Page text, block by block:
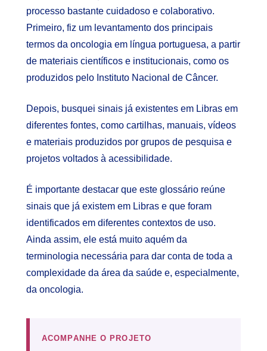
processo bastante cuidadoso e colaborativo.
Primeiro, fiz um levantamento dos principais
termos da oncologia em língua portuguesa, a partir
de materiais científicos e institucionais, como os
produzidos pelo Instituto Nacional de Câncer.
Depois, busquei sinais já existentes em Libras em
diferentes fontes, como cartilhas, manuais, vídeos
e materiais produzidos por grupos de pesquisa e
projetos voltados à acessibilidade.
É importante destacar que este glossário reúne
sinais que já existem em Libras e que foram
identificados em diferentes contextos de uso.
Ainda assim, ele está muito aquém da
terminologia necessária para dar conta de toda a
complexidade da área da saúde e, especialmente,
da oncologia.
ACOMPANHE O PROJETO